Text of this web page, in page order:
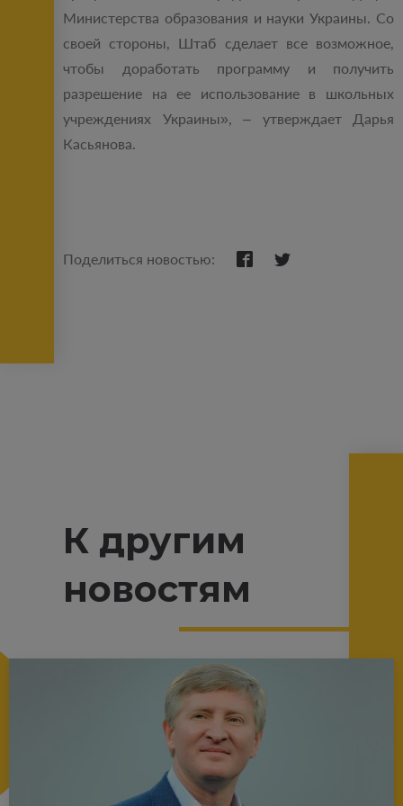
Министерства образования и науки Украины. Со
своей стороны, Штаб сделает все возможное,
чтобы доработать программу и получить
разрешение на ее использование в школьных
учреждениях Украины», ‒ утверждает Дарья
Касьянова.
Поделиться новостью:
К другим
новостям